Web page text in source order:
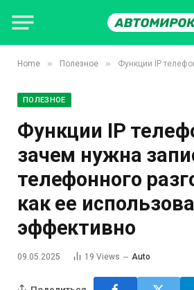
Home » Полезное » Функции IP телефонии: зачем нужна запись
ПОЛЕЗНОЕ
Функции IP
зачем нужна
телефонного
как ее
эффективно
09.05.2025 19 Views Auto